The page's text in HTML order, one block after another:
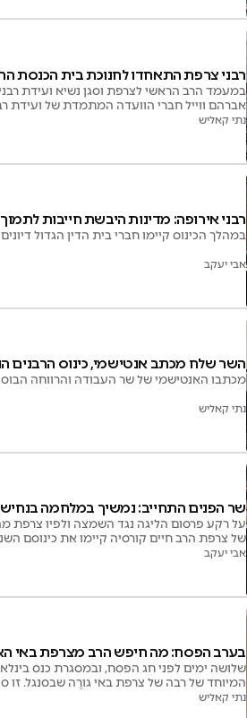
רבני צרפת התאחדו לחנוכת בית הכנסת
במעמד הרב הראשי לצרפת וסגן נשיא ועידת
אברהם ווייל חברי הוועדה המתמדת של ועידת
נתי קאליש
רבני אירופה: מדינות היבשת חייבות
במהלך הכינוס קיימו חברי בית הדין הגדול
אבי יעקב
השר שלח מכתב אנטישמי, כינוס הרבנים
מכתבו האנטישמי של שר העבודה והרווחה
נתי קאליש
שר הפנים התחייב: נמשיך במלחמה
על רקע פרסום הליגה נגד השמצה ולפיו צרפת
של צרפת הרב חיים קורסיה קיימו את כינוסם
הנוראית
אבי יעקב
בערב הפסח: מה חיפש הרב מצרפת באי
שלושה ימים לפני חג הפסח, ובמסגרת כנס
המיוחד של רבה של צרפת באי גורֶה שבסנגל. זו
נתי קאליש